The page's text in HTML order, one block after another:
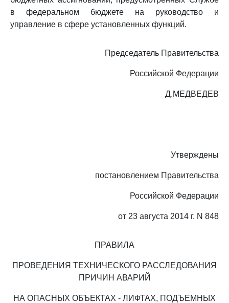
в федеральном бюджете на руководство и
управление в сфере установленных функций.
Председатель Правительства
Российской Федерации
Д.МЕДВЕДЕВ
Утверждены
постановлением Правительства
Российской Федерации
от 23 августа 2014 г. N 848
ПРАВИЛА
ПРОВЕДЕНИЯ ТЕХНИЧЕСКОГО РАССЛЕДОВАНИЯ
ПРИЧИН АВАРИЙ
НА ОПАСНЫХ ОБЪЕКТАХ - ЛИФТАХ, ПОДЪЕМНЫХ